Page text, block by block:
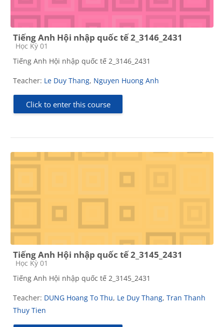
Tiếng Anh Hội nhập quốc tế 2_3146_2431
Course category
Học Kỳ 01
Tiếng Anh Hội nhập quốc tế 2_3146_2431
Teacher: Le Duy Thang, Nguyen Huong Anh
Click to enter this course
Tiếng Anh Hội nhập quốc tế 2_3145_2431
Course category
Học Kỳ 01
Tiếng Anh Hội nhập quốc tế 2_3145_2431
Teacher: DUNG Hoang To Thu, Le Duy Thang, Tran Thanh
Thuy Tien